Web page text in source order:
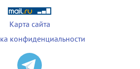
Карта сайта
конфиденциальности